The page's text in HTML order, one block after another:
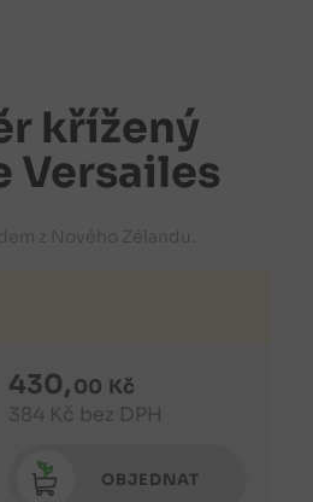
křížený
Versailes
z Nového Zélandu.
430,00 Kč
384 Kč bez DPH
OBJEDNAT